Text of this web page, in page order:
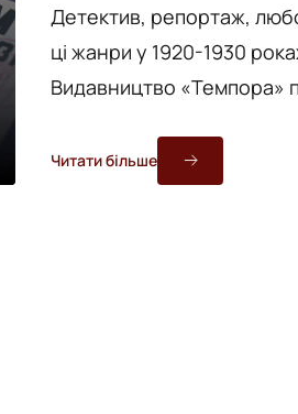
Детектив, репортаж,
ці жанри у 1920-1930
Видавництво «Темпора»
презентація серії
упорядниці Ярини
Читати більше